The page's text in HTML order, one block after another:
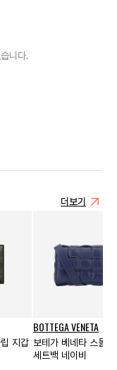
니다.
더보기
지갑
BOTTEGA VENETA
보테가 베네타 스몰
세트백 네이비